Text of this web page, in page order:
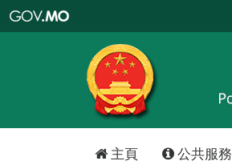
特
政
區
政
口
主頁 公共服務